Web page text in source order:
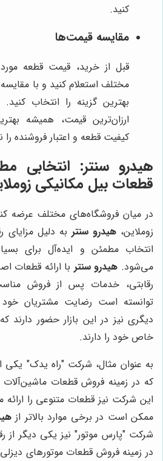
کنید.
مقایسه قیمت‌ها
قبل از خرید، قیمت قطعه
مختلف استعلام کنید و با
بهترین گزینه را انتخاب
ارزان‌ترین قیمت، همیشه
کیفیت قطعه و اعتبار فروشنده را
هیدرو سنتر: انتخابی
قطعات بیل مکانیکی
در میان فروشگاه‌های مختلف عرضه
زوملاین،هیدرو سنتر به دلیل مزایای
انتخاب مطمئن و ایده‌آل برای
می‌شود. هیدرو سنتر با ارائه قطعات
رقابتی، خدمات پس از فروش
توانسته است رضایت مشتریان خود
دیگری نیز در این بازار حضور دارند
خاص خود را دارند.
به عنوان مثال، شرکت "راه یدک" یکی
که در زمینه فروش قطعات
این شرکت نیز قطعات متنوعی را
ممکن است در برخی موارد بالاتر از
شرکت "پارس موتور" نیز یکی دیگر از
در زمینه فروش قطعات موتورهای